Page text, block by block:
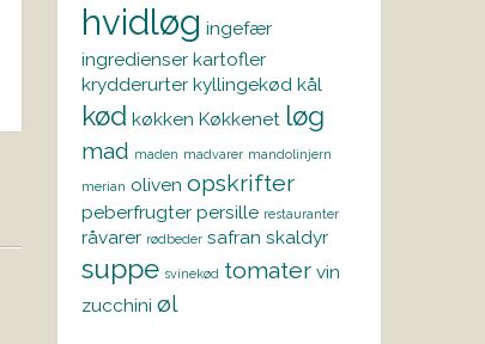
hvidløg ingefær
ingredienser kartofler
krydderurter kyllingekød kål
kød køkken Køkkenet løg
mad maden madvarer mandolinjern
merian oliven opskrifter
peberfrugter persille restauranter
råvarer rødbeder safran skaldyr
suppe svinekød tomater vin
zucchini øl